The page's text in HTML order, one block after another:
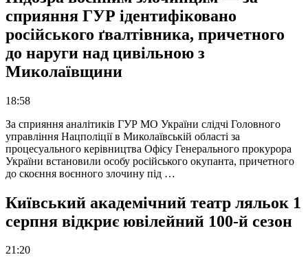
сприяння ГУР ідентифіковано
російського ґвалтівника, причетного
до наруги над цивільною з
Миколаївщини
18:58
За сприяння аналітиків ГУР МО України слідчі Головного
управління Нацполіції в Миколаївській області за
процесуального керівництва Офісу Генерального прокурора
України встановили особу російського окупанта, причетного
до скоєння воєнного злочину під …
Київський академічний театр ляльок 1
серпня відкриє ювілейний 100-й сезон
21:20